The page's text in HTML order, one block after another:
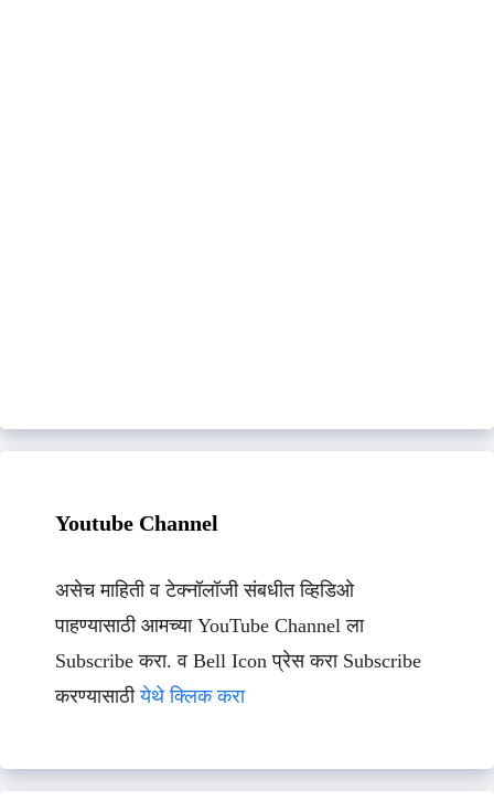
Youtube Channel
असेच माहिती व टेक्नॉलॉजी संबधीत व्हिडिओ
पाहण्यासाठी आमच्या YouTube Channel ला
Subscribe करा. व Bell Icon प्रेस करा Subscribe
करण्यासाठीयेथे क्लिक करा